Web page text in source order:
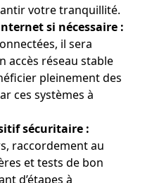
votre tranquillité.
si nécessaire :
il sera
accès réseau stable
pleinement des
ces systèmes à
sécuritaire :
raccordement au
et tests de bon
d’étapes à